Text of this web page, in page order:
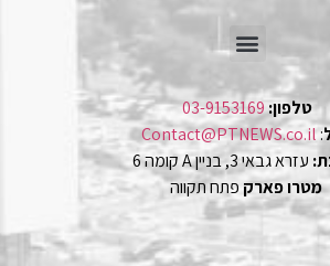
טלפון:03-9153169
:
Contact@PTNEWS.co.il
עזרא גבאי 3, בניין A קומה 6
מטרו פארק פתח תקווה